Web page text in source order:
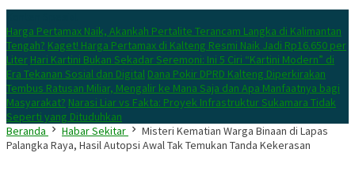
Harga Pertamax Naik, Akankah Pertalite Terancam Langka di Kalimantan
Tengah? Kaget! Harga Pertamax di Kalteng Resmi Naik Jadi Rp16.650 per
Liter Hari Kartini Bukan Sekadar Seremoni: Ini 5 Ciri “Kartini Modern” di
Era Tekanan Sosial dan Digital Dana Pokir DPRD Kalteng Diperkirakan
Tembus Ratusan Miliar, Mengalir ke Mana Saja dan Apa Manfaatnya bagi
Masyarakat? Narasi Liar vs Fakta: Proyek Infrastruktur Sukamara Tidak
Seperti yang Dituduhkan
Beranda
Habar Sekitar
Misteri Kematian Warga Binaan di Lapas
Palangka Raya, Hasil Autopsi Awal Tak Temukan Tanda Kekerasan